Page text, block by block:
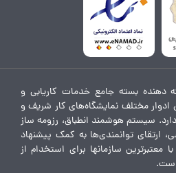
دهنده بسته جامع خدمات کاریابی و
ادوار مختلف نمایشگاه‌های کار شریف و
دارد. سیستم هوشمند انطباق، رزومه ساز
ارتقای توانمندی‌ها به کمک پیشنهاد
سازمانها برای استخدام از